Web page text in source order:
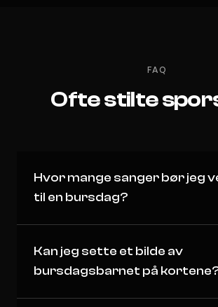
FAQ
Ofte stilte
Hvor mange sanger bør jeg
til en bursdag?
Kan jeg sette et bilde av
bursdagsbarnet på